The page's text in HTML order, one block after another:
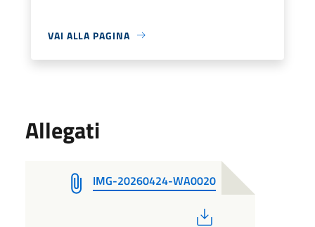
VAI ALLA PAGINA
Allegati
IMG-20260424-WA0020